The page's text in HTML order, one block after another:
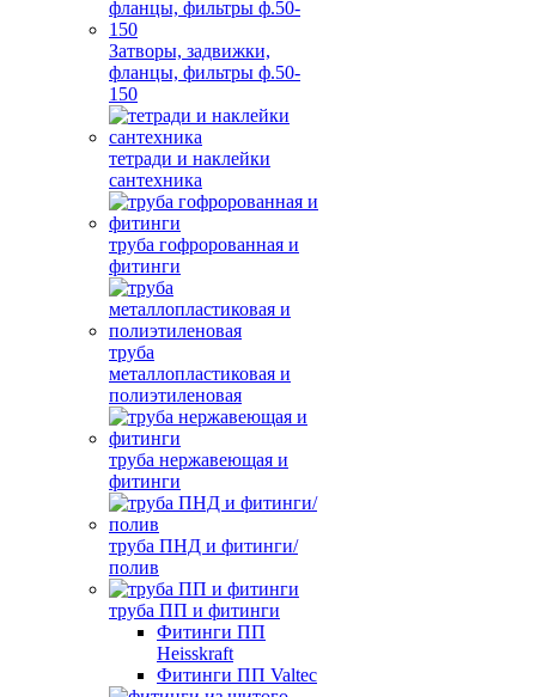
Затворы, задвижки,
фланцы, фильтры ф.50-
150
тетради и наклейки
сантехника
труба гофророванная и
фитинги
труба
металлопластиковая и
полиэтиленовая
труба нержавеющая и
фитинги
труба ПНД и фитинги/
полив
труба ПП и фитинги
Фитинги ПП
Heisskraft
Фитинги ПП Valtec